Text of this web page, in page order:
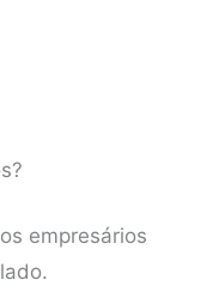
empresários